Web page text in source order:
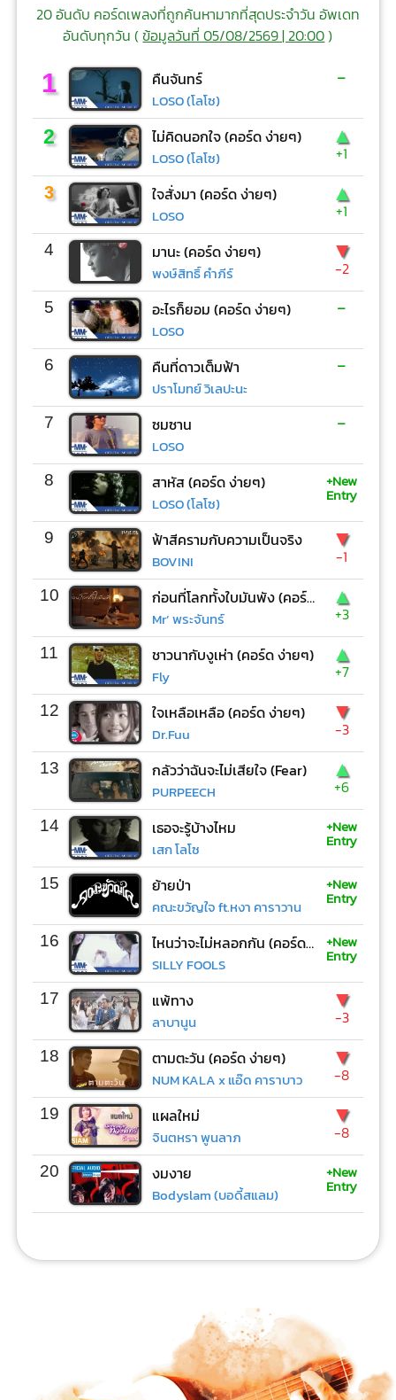
20 อันดับ คอร์ดเพลงที่ถูกค้นหามากที่สุดประจำวัน อัพเดท
อันดับทุกวัน (ข้อมูลวันที่ 05/08/2569 | 20:00)
1 คืนจันทร์
LOSO (โลโซ)
-
2 ไม่คิดนอกใจ (คอร์ด ง่ายๆ)
LOSO (โลโซ)
▲
+1
3 ใจสั่งมา (คอร์ด ง่ายๆ)
LOSO
▲
+1
4 มานะ (คอร์ด ง่ายๆ)
พงษ์สิทธิ์ คำภีร์
▼
-2
5 อะไรก็ยอม (คอร์ด ง่ายๆ)
LOSO
-
6 คืนที่ดาวเต็มฟ้า
ปราโมทย์ วิเลปะนะ
-
7 ซมซาน
LOSO
-
8 สาหัส (คอร์ด ง่ายๆ)
LOSO (โลโซ)
+New
Entry
9 ฟ้าสีครามกับความเป็นจริง
BOVINI
▼
-1
10 ก่อนที่โลกทั้งใบมันพัง (คอร์ด ง่ายๆ)
Mr’ พระจันทร์
▲
+3
11 ชาวนากับงูเห่า (คอร์ด ง่ายๆ)
Fly
▲
+7
12 ใจเหลือเหลือ (คอร์ด ง่ายๆ)
Dr.Fuu
▼
-3
13 กลัวว่าฉันจะไม่เสียใจ (Fear)
PURPEECH
▲
+6
14 เธอจะรู้บ้างไหม
เสก โลโซ
+New
Entry
15 ย้ายป่า
คณะขวัญใจ ft.หงา คาราวาน
+New
Entry
16 ไหนว่าจะไม่หลอกกัน (คอร์ด ง่ายๆ)
SILLY FOOLS
+New
Entry
17 แพ้ทาง
ลาบานูน
▼
-3
18 ตามตะวัน (คอร์ด ง่ายๆ)
NUM KALA x แอ๊ด คาราบาว
▼
-8
19 แผลใหม่
จินตหรา พูนลาภ
▼
-8
20 งมงาย
Bodyslam (บอดี้สแลม)
+New
Entry